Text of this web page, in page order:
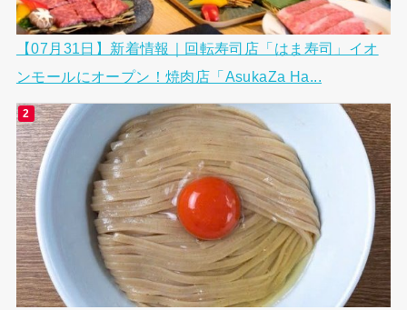
【07月31日】新着情報｜回転寿司店「はま寿司」イオ
ンモールにオープン！焼肉店「AsukaZa Ha...